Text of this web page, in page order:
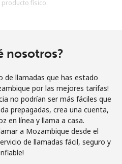
sitio web, estoy de acuerdo con
Únete
REGÍSTRATE →
producto físico.
nosotros?
de llamadas que has estado
por las mejores tarifas!
no podrían ser más fáciles que
prepagadas, crea una cuenta,
en línea y llama a casa.
a Mozambique desde el
de llamadas fácil, seguro y